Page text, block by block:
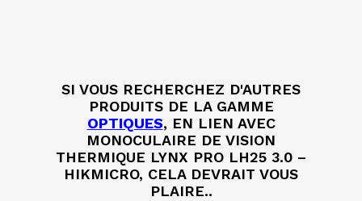
SI VOUS RECHERCHEZ D'AUTRES
PRODUITS DE LA GAMME
OPTIQUES, EN LIEN AVEC
MONOCULAIRE DE VISION
THERMIQUE LYNX PRO LH25 3.0 –
HIKMICRO, CELA DEVRAIT VOUS
PLAIRE..